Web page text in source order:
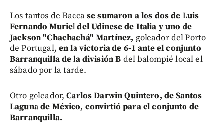
Los tantos de Baccase sumaron a los dos de Luis
Fernando Muriel del Udinese de Italia y uno de
Jackson "Chachachá" Martínez, goleador del Porto
de Portugal, en la victoria de 6-1 ante el conjunto
Barranquilla de la división B del balompié local el
sábado por la tarde.
Otro goleador,Carlos Darwin Quintero, de Santos
Laguna de México, convirtió para el conjunto de
Barranquilla.